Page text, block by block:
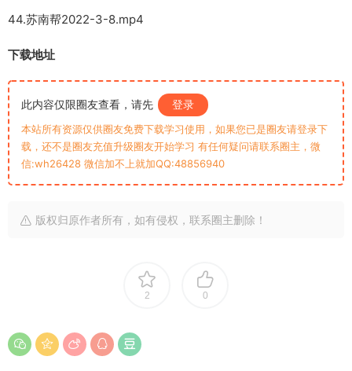
44.苏南帮2022-3-8.mp4
下载地址
此内容仅限圈友查看，请先 登录
本站所有资源仅供圈友免费下载学习使用，如果您已是圈友请登录下
载，还不是圈友充值升级圈友开始学习 有任何疑问请联系圈主，微
信:wh26428 微信加不上就加QQ:48856940
版权归原作者所有，如有侵权，联系圈主删除！
2 0